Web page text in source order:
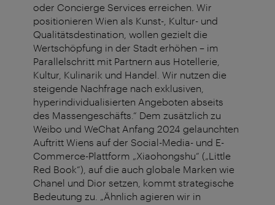
oder Concierge Services erreichen. Wir
positionieren Wien als Kunst-, Kultur- und
Qualitätsdestination, wollen gezielt die
Wertschöpfung in der Stadt erhöhen – im
Parallelschritt mit Partnern aus Hotellerie,
Kultur, Kulinarik und Handel. Wir nutzen die
steigende Nachfrage nach exklusiven,
hyperindividualisierten Angeboten abseits
des Massengeschäfts.“ Dem zusätzlich zu
Weibo und WeChat Anfang 2024 gelaunchten
Auftritt Wiens auf der Social-Media- und E-
Commerce-Plattform „Xiaohongshu“ („Little
Red Book“), auf die auch globale Marken wie
Chanel und Dior setzen, kommt strategische
Bedeutung zu. „Ähnlich agieren wir in